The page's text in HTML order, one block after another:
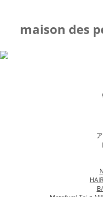
maison des